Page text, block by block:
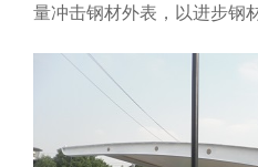
量冲击钢材外表，以进步钢